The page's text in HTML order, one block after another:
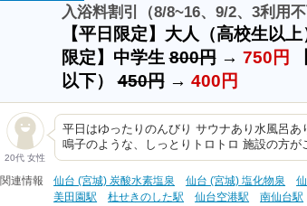
入浴料割引（8/8~16、9/2、3利用不
【平日限定】大人（高校生以
限定】中学生800円→ 750円
以下）450円→ 400円
20代 女性
平日はゆったりのんびり サウナあり水風呂
鳴子のような、しっとりトロトロ 施設の方
関連情報 仙台 (宮城) 炭酸水素塩泉 仙台 (宮城) 塩化物泉
美田園駅
杜せきのした駅 仙台空港駅 南仙台駅